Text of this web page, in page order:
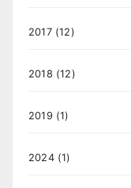
2017(12)
2018 (12)
2019 (1)
2024(1)